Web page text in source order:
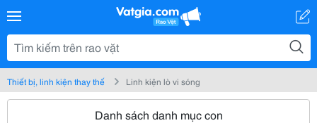
Thiết bị, linh kiện thay thế Linh kiện lò vi sóng
Danh sách danh mục con